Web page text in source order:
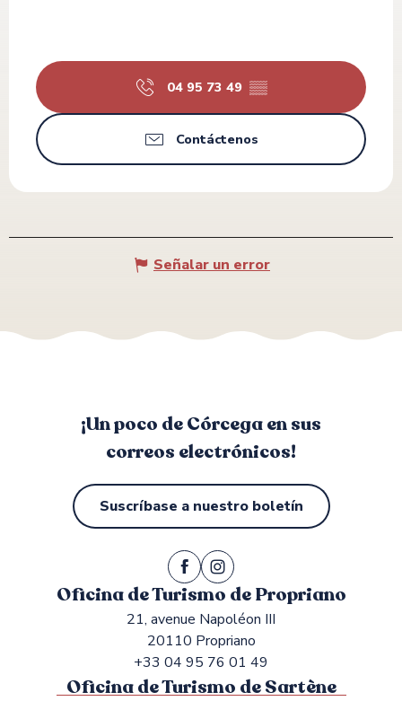
04 95 73 49 ▒▒
Contáctenos
Señalar un error
¡Un poco de Córcega en sus
correos electrónicos!
Suscríbase a nuestro boletín
Oficina de Turismo de Propriano
21, avenue Napoléon III
20110 Propriano
+33 04 95 76 01 49
Oficina de Turismo de Sartène